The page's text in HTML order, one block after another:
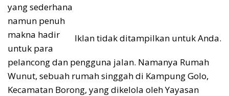
Iklan tidak ditampilkan untuk Anda.
yang sederhana
namun penuh
makna hadir
untuk para
pelancong dan pengguna jalan. Namanya Rumah
Wunut, sebuah rumah singgah di Kampung Golo,
Kecamatan Borong, yang dikelola oleh Yayasan